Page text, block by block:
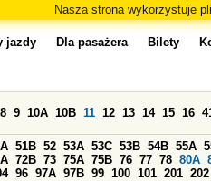
Nasza strona wykorzystuje
jazdy Dla pasażera Bilety
8 9 10A 10B 11 12 13 14 15 16
51B 52 53A 53C 53B 54B 55A
72B 73 75A 75B 76 77 78 80A
96 97A 97B 99 100 101 201 202